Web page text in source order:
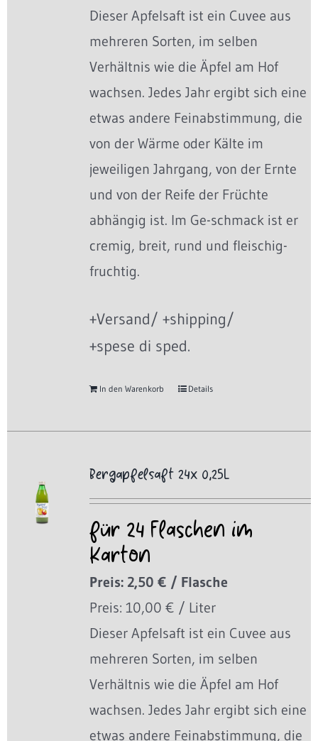
Dieser Apfelsaft ist ein Cuvee aus
mehreren Sorten, im selben
Verhältnis wie die Äpfel am Hof
wachsen. Jedes Jahr ergibt sich eine
etwas andere Feinabstimmung, die
von der Wärme oder Kälte im
jeweiligen Jahrgang, von der Ernte
und von der Reife der Früchte
abhängig ist. Im Ge-schmack ist er
cremig, breit, rund und fleischig-
fruchtig.
+Versand/ +shipping/
+spese di sped.
In den Warenkorb Details
Bergapfelsaft 24x 0,25L
für 24 Flaschen im
Karton
Preis: 2,50 € / Flasche
Preis: 10,00 € / Liter
Dieser Apfelsaft ist ein Cuvee aus
mehreren Sorten, im selben
Verhältnis wie die Äpfel am Hof
wachsen. Jedes Jahr ergibt sich eine
etwas andere Feinabstimmung, die